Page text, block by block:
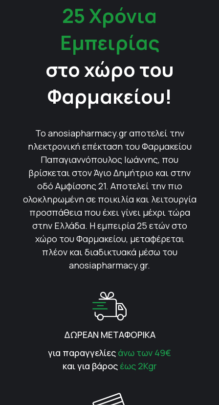
25 Χρόνια
Εμπειρίας
στο χώρο του
Φαρμακείου!
Το anosiapharmacy.gr αποτελεί την
ηλεκτρονική επέκταση του Φαρμακείου
Παπαγιαννόπουλος Ιωάννης, που
βρίσκεται στον Άγιο Δημήτριο και στην
οδό Αμφίσσης 21. Αποτελεί την πιο
ολοκληρωμένη σε ποικιλία και λειτουργία
προσπάθεια που έχει γίνει μέχρι τώρα
στην Ελλάδα. Η εμπειρία 25 ετών στο
χώρο του Φαρμακείου, μεταφέρεται
πλέον και διαδικτυακά μέσω του
anosiapharmacy.gr.
ΔΩΡΕΑΝ ΜΕΤΑΦΟΡΙΚΑ
για παραγγελίες άνω των 49€
και για βάρος έως 2Kgr